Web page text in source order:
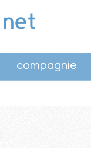
compagnie